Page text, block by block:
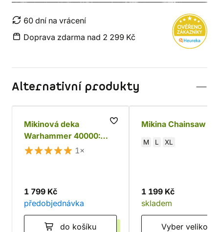
60 dní na vrácení
Doprava zdarma nad 2 299 Kč
Alternativní produkty
Mikinová deka
Warhammer 40000:
Red Squig
1×
1 799 Kč
předobjednávka
do košíku
Mikina Chainsaw
M L XL
1 199 Kč
skladem
Vyber velikost